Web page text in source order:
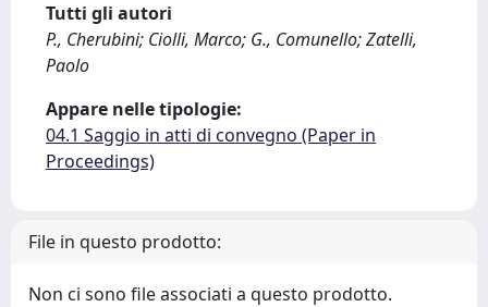
Tutti gli autori
P., Cherubini; Ciolli, Marco; G., Comunello; Zatelli,
Paolo
Appare nelle tipologie:
04.1 Saggio in atti di convegno (Paper in
Proceedings)
File in questo prodotto:
Non ci sono file associati a questo prodotto.